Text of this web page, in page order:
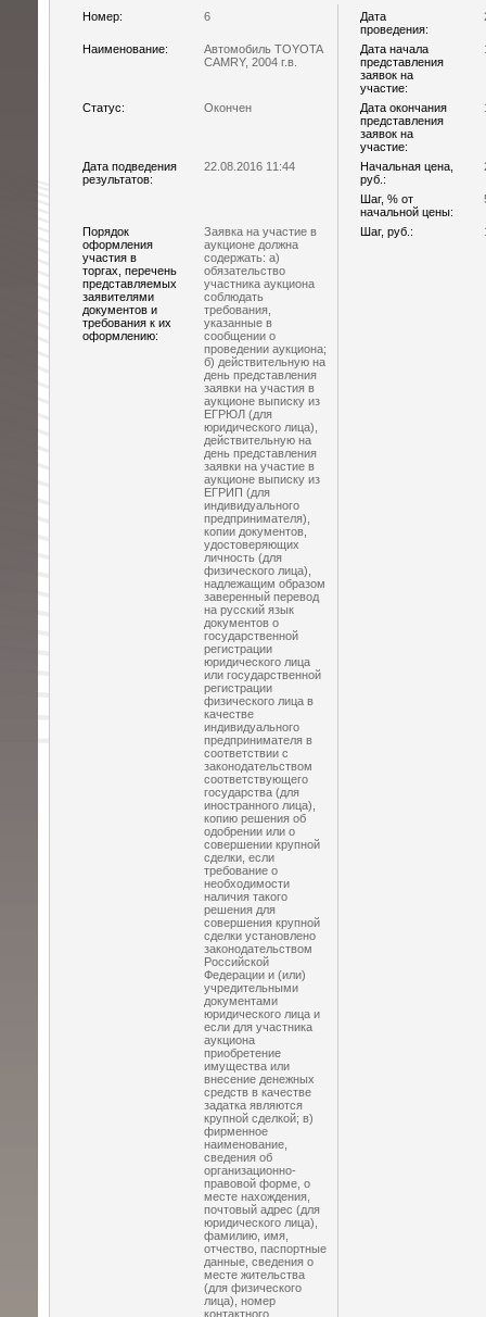
Номер: 6
Дата
проведения:
Наименование:
Автомобиль TOYOTA
CAMRY, 2004 г.в.
Дата начала
представления
заявок на
участие:
Статус: Окончен
Дата окончания
представления
заявок на
участие:
Дата подведения
результатов:
22.08.2016 11:44
Начальная цена,
руб.:
Шаг, % от
начальной цены:
Порядок
оформления
участия в
торгах, перечень
представляемых
заявителями
документов и
требования к их
оформлению:
Заявка на участие в
аукционе должна
содержать: а)
обязательство
участника аукциона
соблюдать
требования,
указанные в
сообщении о
проведении аукциона;
б) действительную на
день представления
заявки на участия в
аукционе выписку из
ЕГРЮЛ (для
юридического лица),
действительную на
день представления
заявки на участие в
аукционе выписку из
ЕГРИП (для
индивидуального
предпринимателя),
копии документов,
удостоверяющих
личность (для
физического лица),
надлежащим образом
заверенный перевод
на русский язык
документов о
государственной
регистрации
юридического лица
или государственной
регистрации
физического лица в
качестве
индивидуального
предпринимателя в
соответствии с
законодательством
соответствующего
государства (для
иностранного лица),
копию решения об
одобрении или о
совершении крупной
сделки, если
требование о
необходимости
наличия такого
решения для
совершения крупной
сделки установлено
законодательством
Российской
Федерации и (или)
учредительными
документами
юридического лица и
если для участника
аукциона
приобретение
имущества или
внесение денежных
средств в качестве
задатка являются
крупной сделкой; в)
фирменное
наименование,
сведения об
организационно-
правовой форме, о
месте нахождения,
почтовый адрес (для
юридического лица),
фамилию, имя,
отчество, паспортные
данные, сведения о
месте жительства
(для физического
лица), номер
контактного
Шаг, руб.: